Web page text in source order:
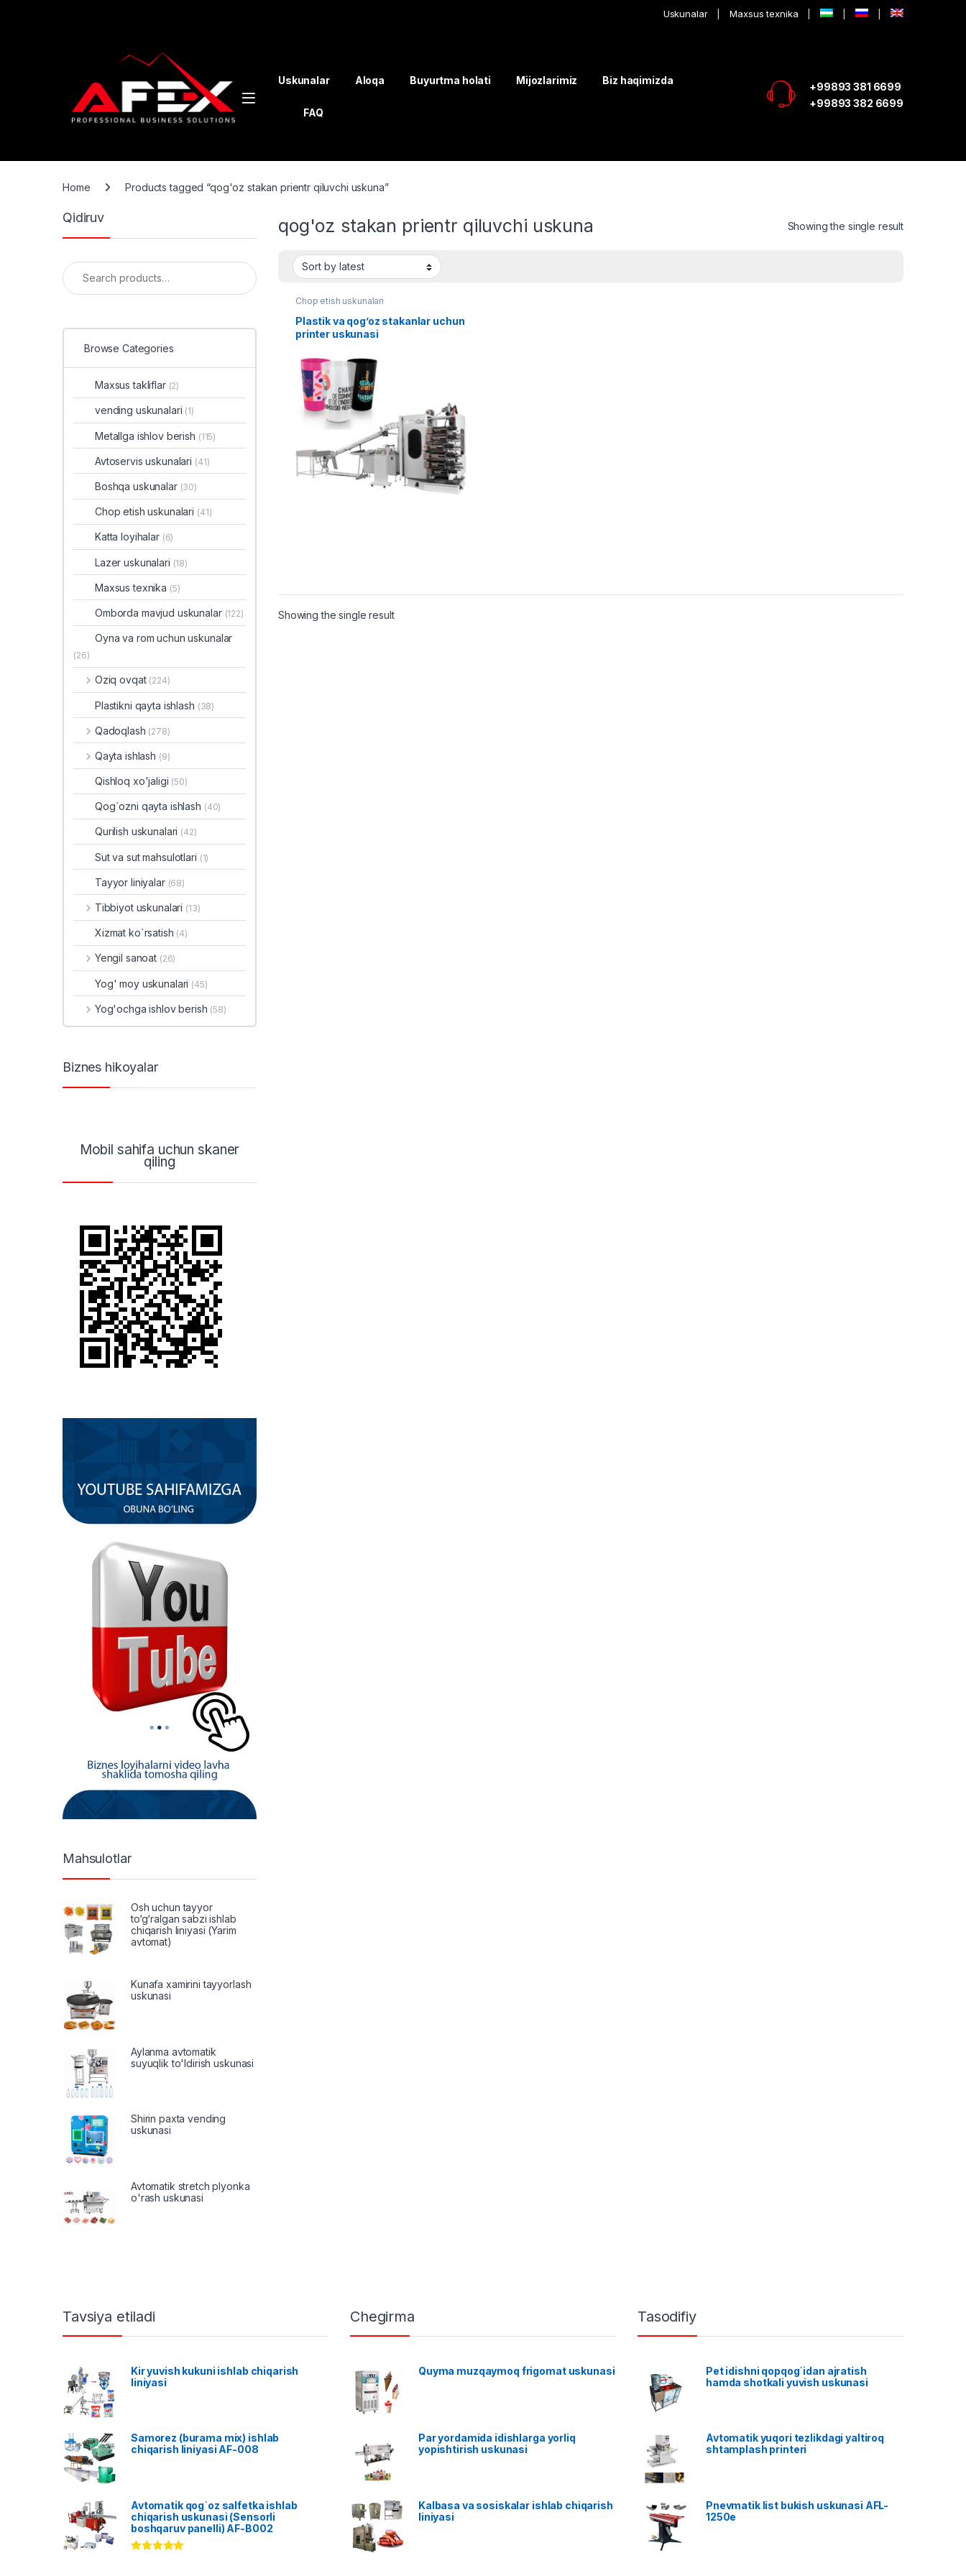
Uskunalar Maxsus texnika
Uskunalar Aloqa Buyurtma holati Mijozlarimiz Biz haqimizda
FAQ
+99893 381 6699
+99893 382 6699
Home Products tagged “qog'oz stakan prientr qiluvchi uskuna”
qog'oz stakan prientr qiluvchi uskuna Showing the single result
Chop etish uskunalari
Plastik va qog’oz stakanlar uchun
printer uskunasi
Showing the single result
Qidiruv
Search for:
Browse Categories
Maxsus takliflar (2)
vending uskunalari (1)
Metallga ishlov berish (115)
Avtoservis uskunalari (41)
Boshqa uskunalar (30)
Chop etish uskunalari (41)
Katta loyihalar (6)
Lazer uskunalari (18)
Maxsus texnika (5)
Omborda mavjud uskunalar (122)
Oyna va rom uchun uskunalar
(26)
Oziq ovqat (224)
Plastikni qayta ishlash (38)
Qadoqlash (278)
Qayta ishlash (9)
Qishloq xo'jaligi (50)
Qog`ozni qayta ishlash (40)
Qurilish uskunalari (42)
Sut va sut mahsulotlari (1)
Tayyor liniyalar (68)
Tibbiyot uskunalari (13)
Xizmat ko`rsatish (4)
Yengil sanoat (26)
Yog' moy uskunalari (45)
Yog'ochga ishlov berish (58)
Biznes hikoyalar
Mobil sahifa uchun skaner
qiling
Mahsulotlar
Osh uchun tayyor
to‘g‘ralgan sabzi ishlab
chiqarish liniyasi (Yarim
avtomat)
Kunafa xamirini tayyorlash
uskunasi
Aylanma avtomatik
suyuqlik to'ldirish uskunasi
Shirin paxta vending
uskunasi
Avtomatik stretch plyonka
o'rash uskunasi
Tavsiya etiladi
Kir yuvish kukuni ishlab chiqarish
liniyasi
Samorez (burama mix) ishlab
chiqarish liniyasi AF-008
Avtomatik qog`oz salfetka ishlab
chiqarish uskunasi (Sensorli
boshqaruv panelli) AF-B002
Chegirma
Quyma muzqaymoq frigomat uskunasi
Par yordamida idishlarga yorliq
yopishtirish uskunasi
Kalbasa va sosiskalar ishlab chiqarish
liniyasi
Tasodifiy
Pet idishni qopqog`idan ajratish
hamda shotkali yuvish uskunasi
Avtomatik yuqori tezlikdagi yaltiroq
shtamplash printeri
Pnevmatik list bukish uskunasi AFL-
1250e